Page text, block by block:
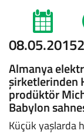
08.05.2015
Almanya
şirketlerinden
prodüktör
Babylon
Küçük yaşlarda